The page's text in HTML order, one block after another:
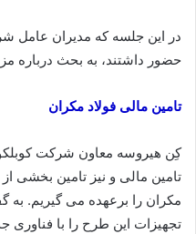
در این جلسه که مدیران عامل
حضور داشتند،‌ به بحث درباره
تامین مالی فولاد مکران
کِن هیروسه معاون شرکت
تامین مالی و نیز تامین بخشی
مکران را برعهده می گیریم. به
تجهیزات این طرح را با فناوری